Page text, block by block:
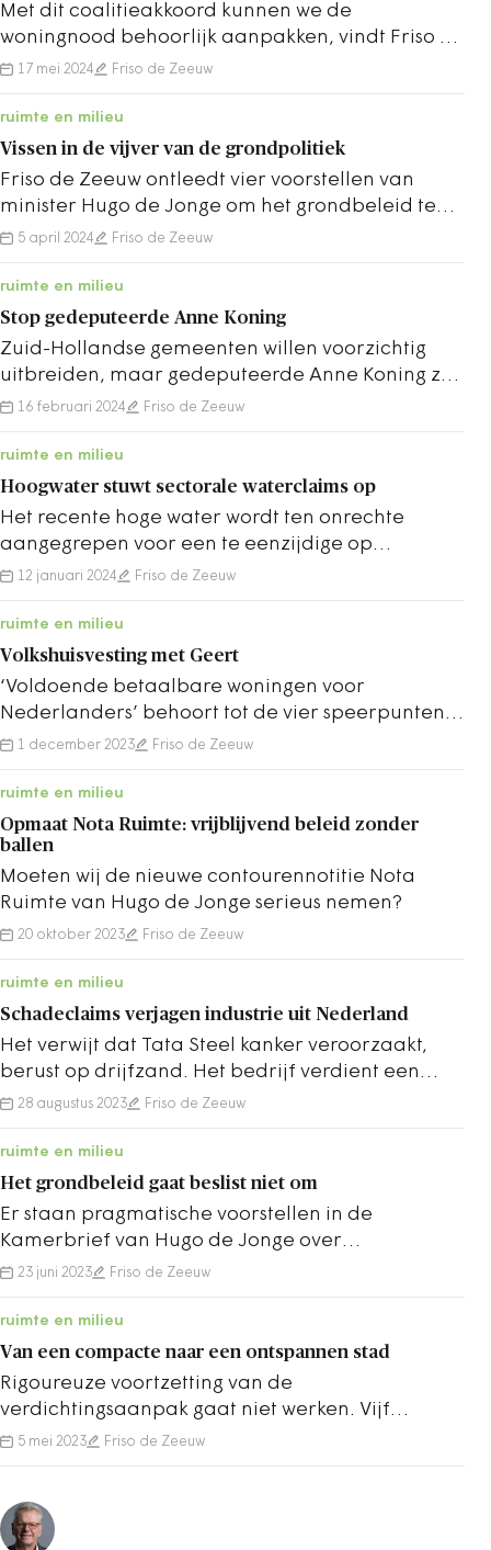
Met dit coalitieakkoord kunnen we de
woningnood behoorlijk aanpakken, vindt Friso de
Zeeuw
17 mei 2024 Friso de Zeeuw
ruimte en milieu
Vissen in de vijver van de grondpolitiek
Friso de Zeeuw ontleedt vier voorstellen van
minister Hugo de Jonge om het grondbeleid te
moderniseren.
5 april 2024 Friso de Zeeuw
ruimte en milieu
Stop gedeputeerde Anne Koning
Zuid-Hollandse gemeenten willen voorzichtig
uitbreiden, maar gedeputeerde Anne Koning zet
de hakken in het zand.
16 februari 2024 Friso de Zeeuw
ruimte en milieu
Hoogwater stuwt sectorale waterclaims op
Het recente hoge water wordt ten onrechte
aangegrepen voor een te eenzijdige op
waterbeheersing gerichte aanpak, vindt Friso de
12 januari 2024 Friso de Zeeuw
ruimte en milieu
Volkshuisvesting met Geert
‘Voldoende betaalbare woningen voor
Nederlanders’ behoort tot de vier speerpunten
van de PVV. Zijn Geerts voorstellen haalbaar?
1 december 2023 Friso de Zeeuw
ruimte en milieu
Opmaat Nota Ruimte: vrijblijvend beleid zonder
ballen
Moeten wij de nieuwe contourennotitie Nota
Ruimte van Hugo de Jonge serieus nemen?
20 oktober 2023 Friso de Zeeuw
ruimte en milieu
Schadeclaims verjagen industrie uit Nederland
Het verwijt dat Tata Steel kanker veroorzaakt,
berust op drijfzand. Het bedrijf verdient een
beter debat, aldus Friso de Zeeuw.
28 augustus 2023 Friso de Zeeuw
ruimte en milieu
Het grondbeleid gaat beslist niet om
Er staan pragmatische voorstellen in de
Kamerbrief van Hugo de Jonge over
grondbeleid. Maar veel opvallender is wat er
23 juni 2023 Friso de Zeeuw
ruimte en milieu
Van een compacte naar een ontspannen stad
Rigoureuze voortzetting van de
verdichtingsaanpak gaat niet werken. Vijf
redenen waarom bouw in het buitengebied
5 mei 2023 Friso de Zeeuw